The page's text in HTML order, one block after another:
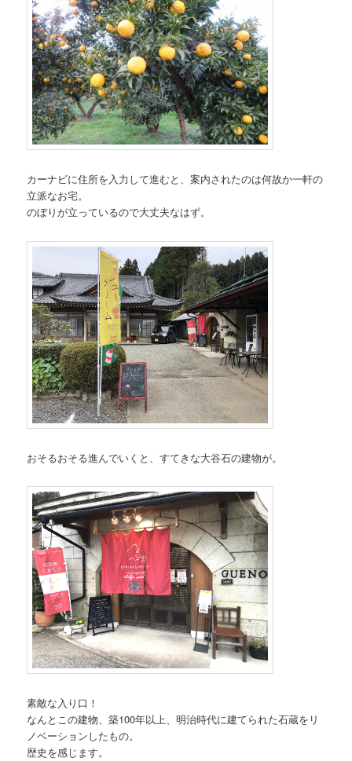
カーナビに住所を入力して進むと、案内されたのは何故か一軒の
立派なお宅。
のぼりが立っているので大丈夫なはず。
おそるおそる進んでいくと、すてきな大谷石の建物が。
素敵な入り口！
なんとこの建物、築100年以上、明治時代に建てられた石蔵をリ
ノベーションしたもの。
歴史を感じます。